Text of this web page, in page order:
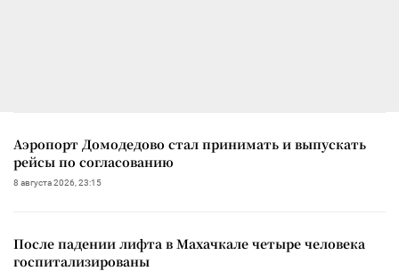
Аэропорт Домодедово стал принимать и выпускать
рейсы по согласованию
8 августа 2026, 23:15
После падении лифта в Махачкале четыре человека
госпитализированы